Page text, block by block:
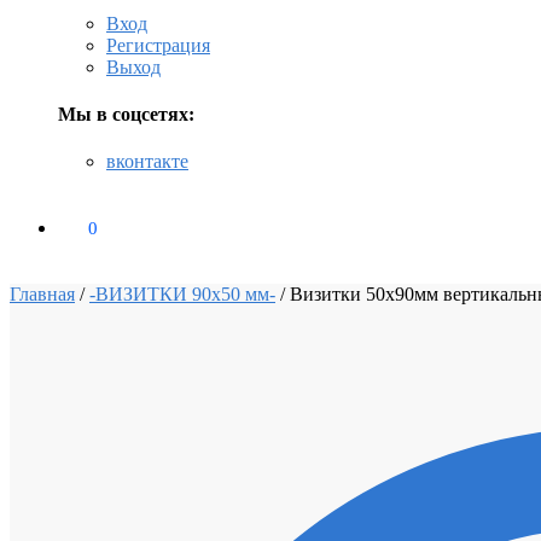
Вход
Регистрация
Выход
Мы в соцсетях:
вконтакте
0
Главная /-ВИЗИТКИ 90х50 мм- /Визитки 50х90мм